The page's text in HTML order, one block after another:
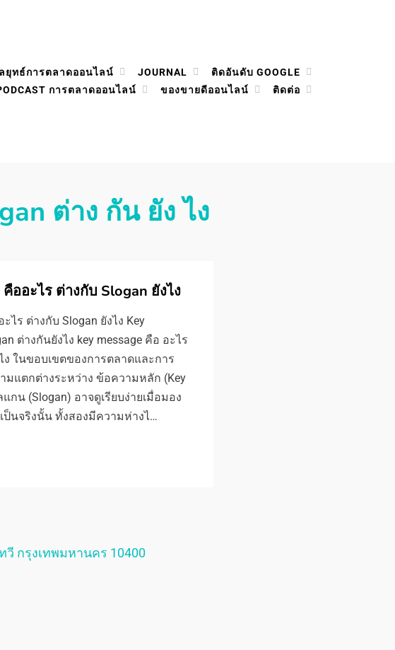
ยุทธ์การตลาดออนไลน์ JOURNAL
ติดอันดับ GOOGLE
การตลาดออนไลน์ ของขายดีออนไลน์ ติดต่อ
ต่าง กัน ยัง ไง
ออะไร ต่างกับ Slogan ยังไง
ไร ต่างกับ Slogan ยังไง Key
ต่างกันยังไง key message คือ อะไร
ง ในขอบเขตของการตลาดและการ
มแตกต่างระหว่าง ข้อความหลัก (Key
กน (Slogan) อาจดูเรียบง่ายเมื่อมอง
ป็นจริงนั้น ทั้งสองมีความห่างไ…
วี กรุงเทพมหานคร 10400